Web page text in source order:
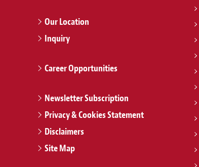
Our Location
Inquiry
Career Opportunities
Newsletter Subscription
Privacy & Cookies Statement
Disclaimers
Site Map